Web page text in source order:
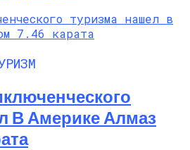
В Америке Алмаз